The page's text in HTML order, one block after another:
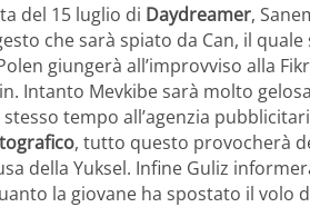
del 15 luglio di Daydreamer,
che sarà spiato da Can, il
giungerà all’improvviso alla
Intanto Mevkibe sarà molto
tempo all’agenzia
, tutto questo provocherà
della Yuksel. Infine Guliz
la giovane ha spostato il volo